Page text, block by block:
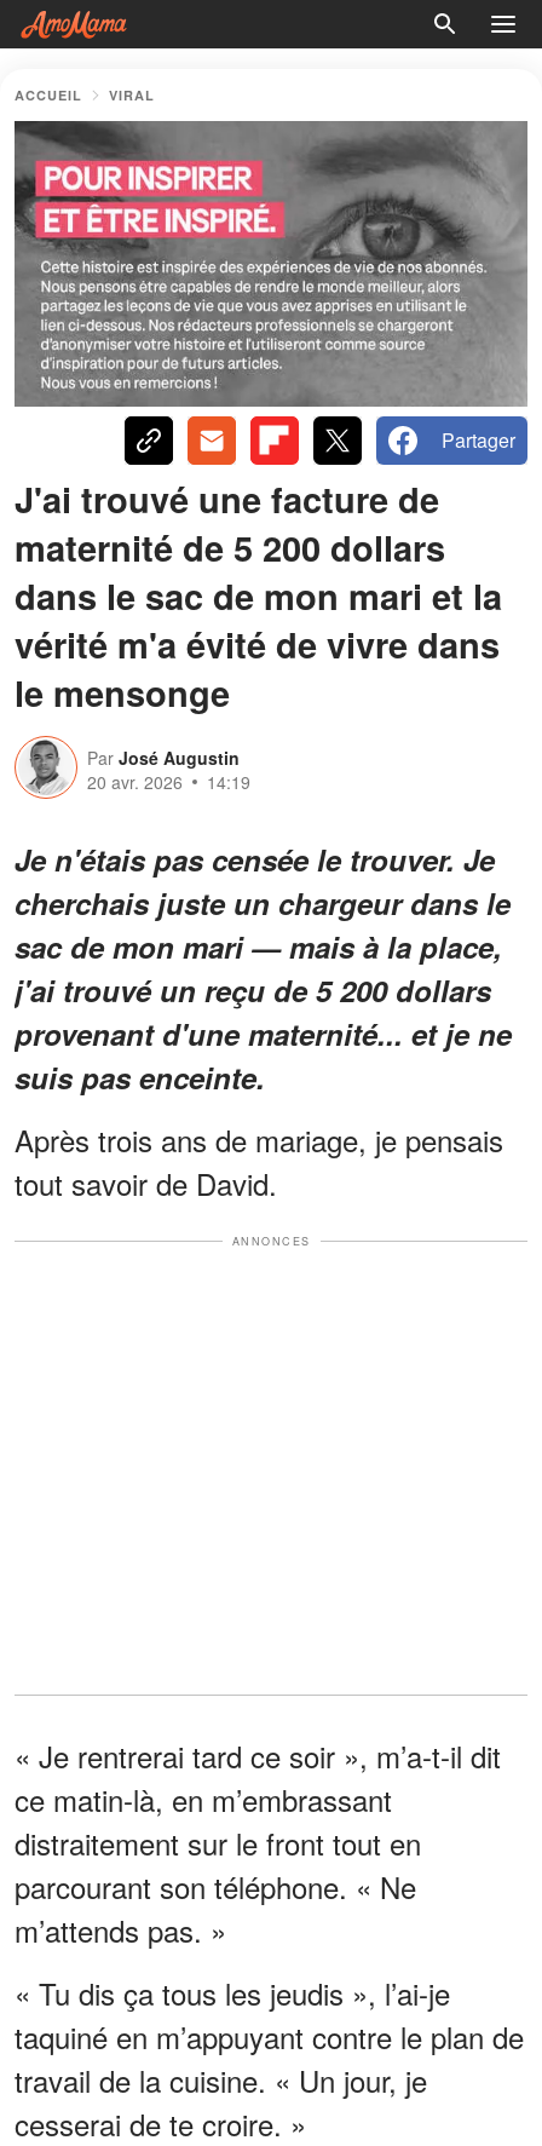
ACCUEIL VIRAL
Partager
J'ai trouvé une facture de
maternité de 5 200 dollars
dans le sac de mon mari et la
vérité m'a évité de vivre dans
le mensonge
Par José Augustin
20 avr. 2026
14:19
Je n'étais pas censée le trouver. Je
cherchais juste un chargeur dans le
sac de mon mari — mais à la place,
j'ai trouvé un reçu de 5 200 dollars
provenant d'une maternité... et je ne
suis pas enceinte.
Après trois ans de mariage, je pensais
tout savoir de David.
ANNONCES
« Je rentrerai tard ce soir », m’a-t-il dit
ce matin-là, en m’embrassant
distraitement sur le front tout en
parcourant son téléphone. « Ne
m’attends pas. »
« Tu dis ça tous les jeudis », l’ai-je
taquiné en m’appuyant contre le plan de
travail de la cuisine. « Un jour, je
cesserai de te croire. »